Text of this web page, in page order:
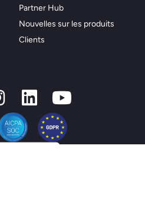
Partner Hub
Nouvelles sur les produits
Clients